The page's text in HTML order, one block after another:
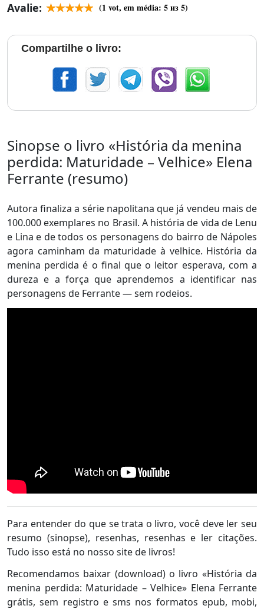
Avalie:
(1 vot, em média: 5из 5)
Compartilhe o livro:
Sinopse o livro «História da menina
perdida: Maturidade – Velhice» Elena
Ferrante (resumo)
Autora finaliza a série napolitana que já vendeu mais de
100.000 exemplares no Brasil. A história de vida de Lenu
e Lina e de todos os personagens do bairro de Nápoles
agora caminham da maturidade à velhice. História da
menina perdida é o final que o leitor esperava, com a
dureza e a força que aprendemos a identificar nas
personagens de Ferrante ― sem rodeios.
Para entender do que se trata o livro, você deve ler seu
resumo (sinopse), resenhas, resenhas e ler citações.
Tudo isso está no nosso site de livros!
Recomendamos baixar (download) o livro «História da
menina perdida: Maturidade – Velhice» Elena Ferrante
grátis, sem registro e sms nos formatos epub, mobi,